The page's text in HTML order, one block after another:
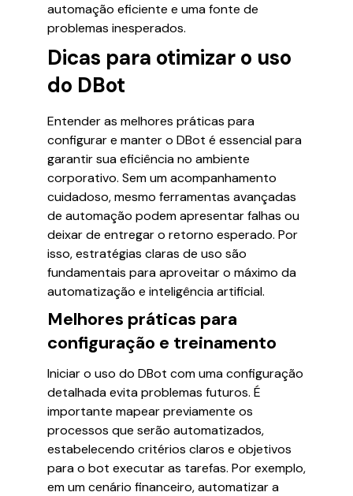
automação eficiente e uma fonte de
problemas inesperados.
Dicas para otimizar o uso
do DBot
Entender as melhores práticas para
configurar e manter o DBot é essencial para
garantir sua eficiência no ambiente
corporativo. Sem um acompanhamento
cuidadoso, mesmo ferramentas avançadas
de automação podem apresentar falhas ou
deixar de entregar o retorno esperado. Por
isso, estratégias claras de uso são
fundamentais para aproveitar o máximo da
automatização e inteligência artificial.
Melhores práticas para
configuração e treinamento
Iniciar o uso do DBot com uma configuração
detalhada evita problemas futuros. É
importante mapear previamente os
processos que serão automatizados,
estabelecendo critérios claros e objetivos
para o bot executar as tarefas. Por exemplo,
em um cenário financeiro, automatizar a